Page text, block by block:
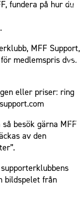
fundera på hur du
MFF Support,
medlemspris dvs.
eller priser: ring
besök gärna MFF
av den
bildspelet från